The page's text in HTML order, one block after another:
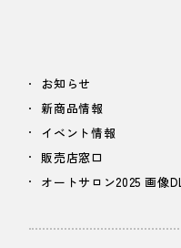
お知らせ
新商品情報
イベント情報
販売店窓口
オートサロン2025 画像